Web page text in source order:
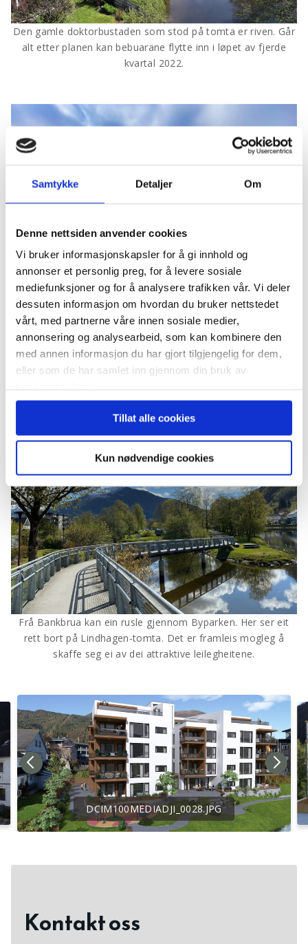
Samtykke Detaljer Om
Denne nettsiden anvender cookies
Vi bruker informasjonskapsler for å gi innhold og
annonser et personlig preg, for å levere sosiale
mediefunksjoner og for å analysere trafikken vår. Vi deler
dessuten informasjon om hvordan du bruker nettstedet
vårt, med partnerne våre innen sosiale medier,
annonsering og analysearbeid, som kan kombinere den
med annen informasjon du har gjort tilgjengelig for dem,
eller som de har samlet inn gjennom din bruk av
Tillat alle cookies
Kun nødvendige cookies
Den gamle doktorbustaden som stod på tomta er riven. Går
alt etter planen kan bebuarane flytte inn i løpet av fjerde
kvartal 2022.
22. januar 2021 var det oppstart på gravearbeidet, mykje
masse må vekk for å få plass til parkeringskjellaren under
bygget.
Frå Bankbrua kan ein rusle gjennom Byparken. Her ser eit
rett bort på Lindhagen-tomta. Det er framleis mogleg å
skaffe seg ei av dei attraktive leilegheitene.
DCIM100MEDIADJI_0028.JPG
Kontakt oss